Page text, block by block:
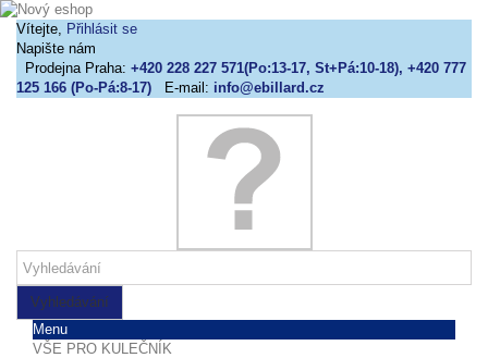
Vítejte, Přihlásit se
Napište nám
Prodejna Praha: +420 228 227 571(Po:13-17, St+Pá:10-18), +420 777
125 166 (Po-Pá:8-17)
E-mail: info@ebillard.cz
Vyhledávání
Menu
VŠE PRO KULEČNÍK